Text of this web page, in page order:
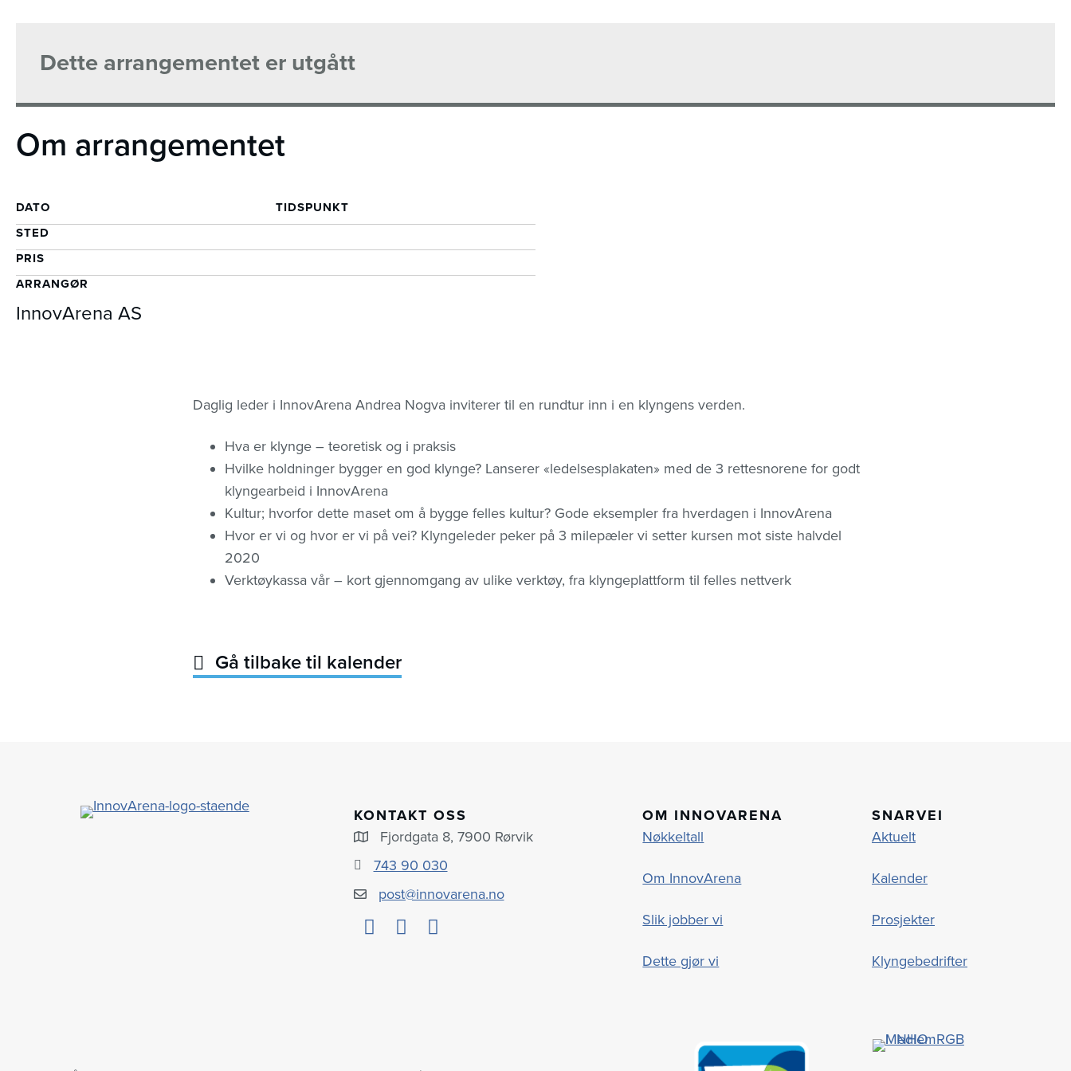
Dette arrangementet er utgått
Om arrangementet
DATO
TIDSPUNKT
STED
PRIS
ARRANGØR
InnovArena AS
Daglig leder i InnovArena Andrea Nogva inviterer til en rundtur inn i en klyngens verden.
Hva er klynge – teoretisk og i praksis
Hvilke holdninger bygger en god klynge? Lanserer «ledelsesplakaten» med de 3 rettesnorene for godt
klyngearbeid i InnovArena
Kultur; hvorfor dette maset om å bygge felles kultur? Gode eksempler fra hverdagen i InnovArena
Hvor er vi og hvor er vi på vei? Klyngeleder peker på 3 milepæler vi setter kursen mot siste halvdel
2020
Verktøykassa vår – kort gjennomgang av ulike verktøy, fra klyngeplattform til felles nettverk
Gå tilbake til kalender
KONTAKT OSS
Fjordgata 8, 7900 Rørvik
743 90 030
post@innovarena.no
OM INNOVARENA
Nøkkeltall
Om InnovArena
Slik jobber vi
Dette gjør vi
SNARVEI
Aktuelt
Kalender
Prosjekter
Klyngebedrifter